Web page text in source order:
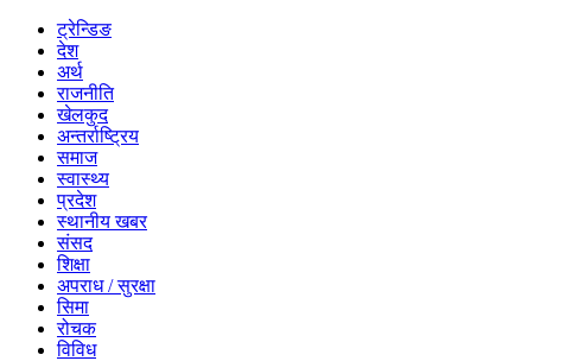
ट्रेन्डिङ
देश
अर्थ
राजनीति
खेलकुद
अन्तर्राष्ट्रिय
समाज
स्वास्थ्य
प्रदेश
स्थानीय खबर
संसद
शिक्षा
अपराध / सुरक्षा
सिमा
रोचक
विविध